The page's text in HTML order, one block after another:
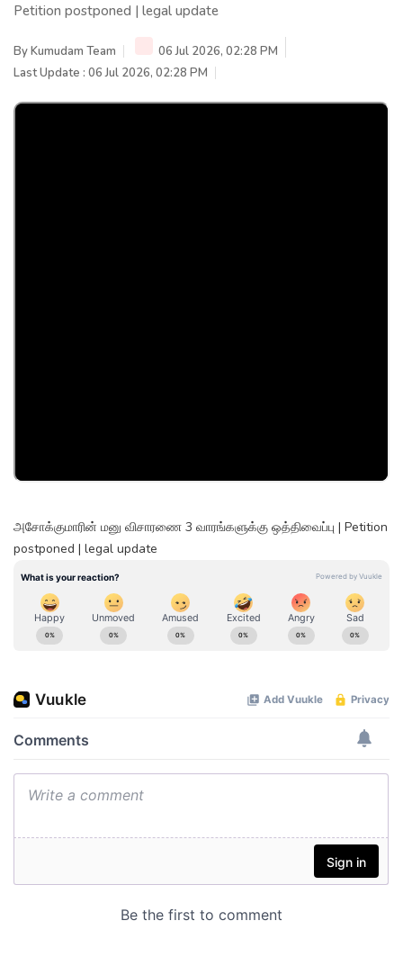
Petition postponed | legal update
ByKumudam Team
06 Jul 2026, 02:28 PM
Last Update : 06 Jul 2026, 02:28 PM
அசோக்குமாரின் மனு விசாரணை 3 வாரங்களுக்கு ஒத்திவைப்பு | Petition
postponed | legal update